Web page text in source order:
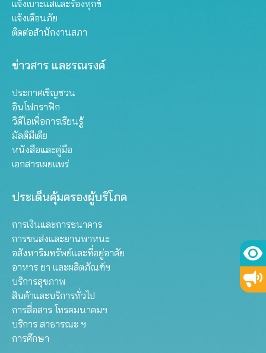
แจ้งเบาะแสและร้องทุกข์
แจ้งเตือนภัย
ติดต่อสำนักงานสภา
ข่าวสาร และรณรงค์
ประกาศเชิญชวน
อินโฟกราฟิก
วิดีโอเพื่อการเรียนรู้
มัลติมีเดีย
หนังสือและคู่มือ
เอกสารเผยแพร่
ประเด็นคุ้มครองผู้บริโภค
การเงินและการธนาคาร
การขนส่งและยานพาหนะ
อสังหาริมทรัพย์และที่อยู่อาศัย
อาหาร ยา และผลิตภัณฑ์ฯ
บริการสุขภาพ
สินค้าและบริการทั่วไป
การสื่อสาร โทรคมนาคมฯ
บริการ สาธารณะ ฯ
การศึกษา